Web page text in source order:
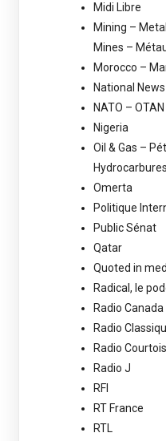
Midi Libre
Mining –
Mines –
Morocco –
National
NATO – OTAN
Nigeria
Oil & Gas –
Hydrocarbures
Omerta
Politique
Public Sénat
Qatar
Quoted in
Radical, le
Radio Canada
Radio
Radio
Radio J
RFI
RT France
RTL